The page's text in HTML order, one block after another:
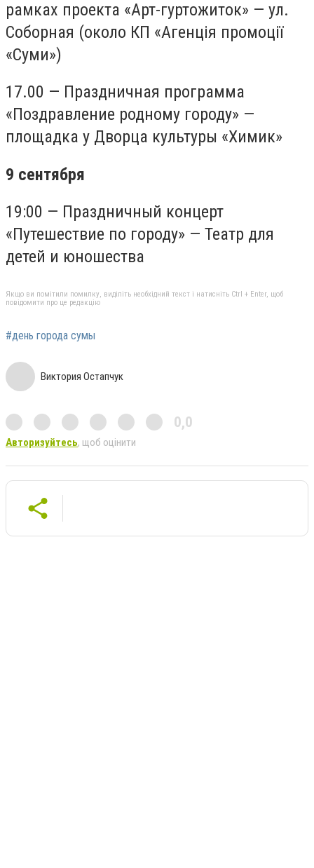
рамках проекта «Арт-гуртожиток» — ул.
Соборная (около КП «Агенція промоції
«Суми»)
17.00 — Праздничная программа
«Поздравление родному городу» —
площадка у Дворца культуры «Химик»
9 сентября
19:00 — Праздничный концерт
«Путешествие по городу» — Театр для
детей и юношества
Якщо ви помітили помилку, виділіть необхідний текст і натисніть Ctrl + Enter, щоб
повідомити про це редакцію
#день города сумы
Виктория Остапчук
0,0
Авторизуйтесь, щоб оцінити